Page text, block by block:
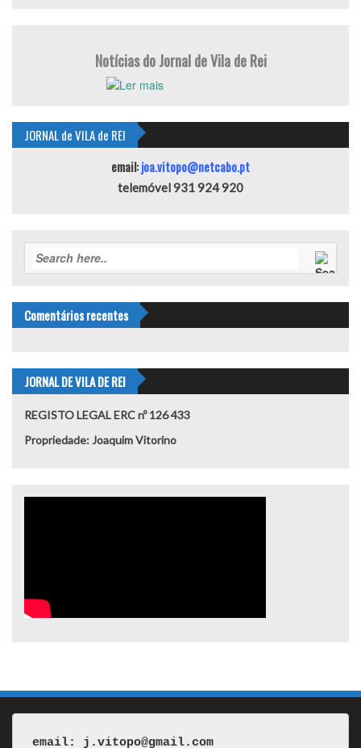
Notícias do Jornal de Vila de Rei
JORNAL de VILA de REI
email:joa.vitopo@netcabo.pt
telemóvel 931 924 920
Comentários recentes
JORNAL DE VILA DE REI
REGISTO LEGAL ERC nº 126 433
Propriedade: Joaquim Vitorino
email: j.vitopo@gmail.com